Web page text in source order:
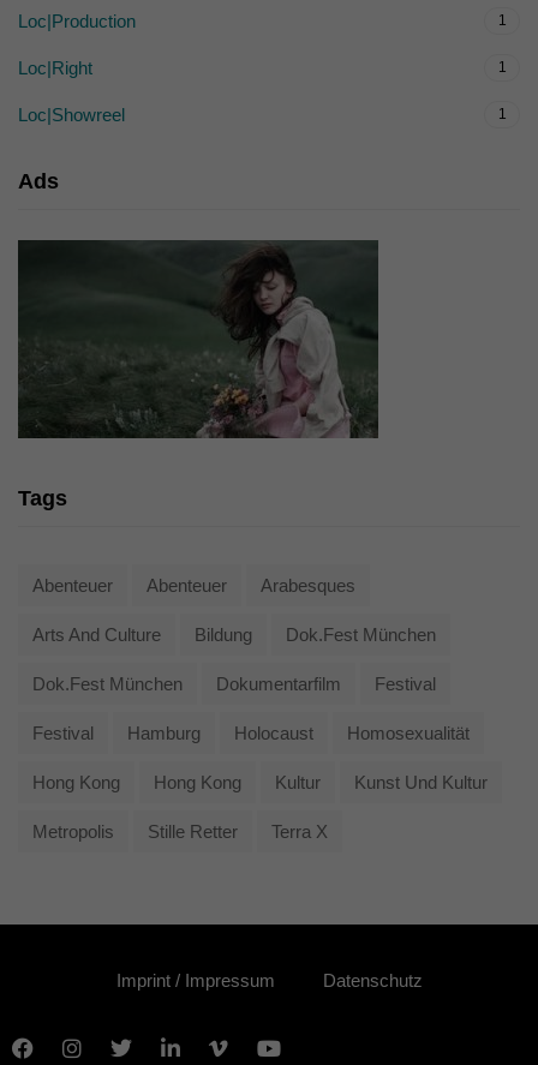
Loc|Production 1
Loc|Right 1
Loc|Showreel 1
Ads
Tags
Abenteuer Abenteuer Arabesques
Arts And Culture Bildung Dok.fest München
Dok.fest München Dokumentarfilm Festival
Festival Hamburg Holocaust Homosexualität
Hong Kong Hong Kong Kultur Kunst Und Kultur
Metropolis Stille Retter Terra X
Imprint / Impressum Datenschutz